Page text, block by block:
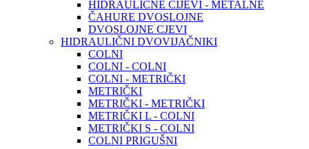
HIDRAULIČNE CIJEVI - METALNE
ČAHURE DVOSLOJNE
DVOSLOJNE CJEVI
HIDRAULIČNI DVOVIJAČNIKI
COLNI
COLNI - COLNI
COLNI - METRIČKI
METRIČKI
METRIČKI - METRIČKI
METRIČKI L - COLNI
METRIČKI S - COLNI
COLNI PRIGUŠNI